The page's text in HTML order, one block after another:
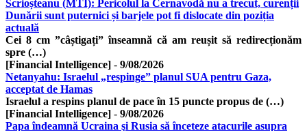
Scrioșteanu (MTI): Pericolul la Cernavodă nu a trecut, curenții
Dunării sunt puternici și barjele pot fi dislocate din poziția
actuală
Cei 8 cm ”câștigați” înseamnă că am reușit să redirecționăm
spre (…)
[Financial Intelligence] - 9/08/2026
Netanyahu: Israelul „respinge” planul SUA pentru Gaza,
acceptat de Hamas
Israelul a respins planul de pace în 15 puncte propus de (…)
[Financial Intelligence] - 9/08/2026
Papa îndeamnă Ucraina şi Rusia să înceteze atacurile asupra